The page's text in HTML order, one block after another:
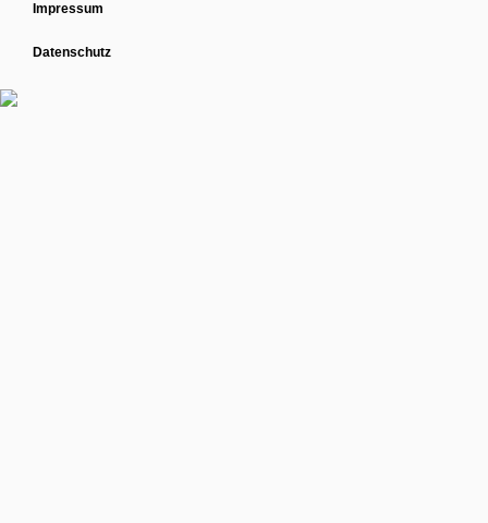
Impressum
Datenschutz